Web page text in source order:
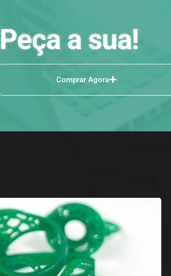
Peça a sua!
Comprar Agora